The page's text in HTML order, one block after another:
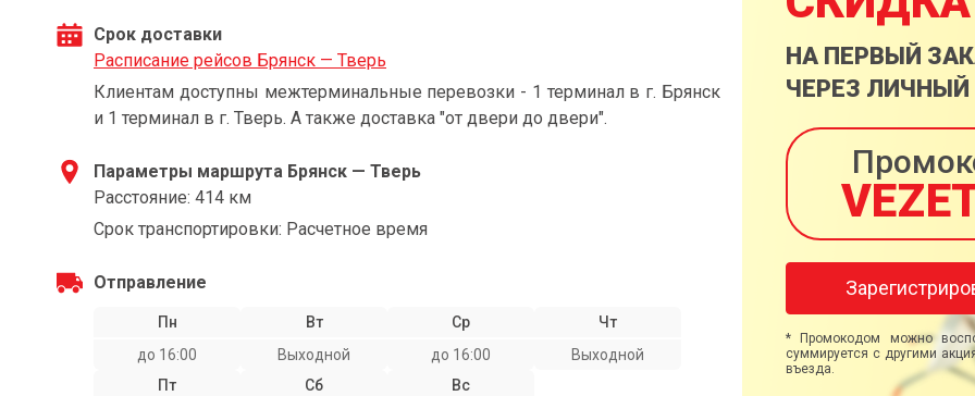
Срок доставки
Расписание рейсов Брянск — Тверь
Клиентам доступны межтерминальные перевозки - 1 терминал в г. Брянск
и 1 терминал в г. Тверь. А также доставка "от двери до двери".
Параметры маршрута Брянск — Тверь
Расстояние: 414 км
Срок транспортировки: Расчетное время
Отправление
Пн
до 16:00
Вт
Выходной
Ср
до 16:00
Чт
Выходной
Пт
Сб
Вс
НА ПЕРВЫЙ
ЧЕРЕЗ ЛИЧНЫЙ
* Промокодом можно
суммируется с другими
въезда.